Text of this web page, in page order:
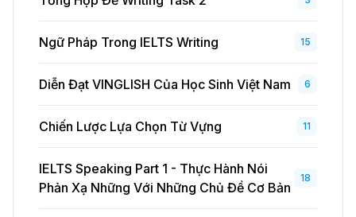
Ngữ Pháp Trong IELTS Writing 15
Diễn Đạt VINGLISH Của Học Sinh Việt Nam 6
Chiến Lược Lựa Chọn Từ Vựng 11
IELTS Speaking Part 1 - Thực Hành Nói
Phản Xạ Những Với Những Chủ Đề Cơ Bản
18